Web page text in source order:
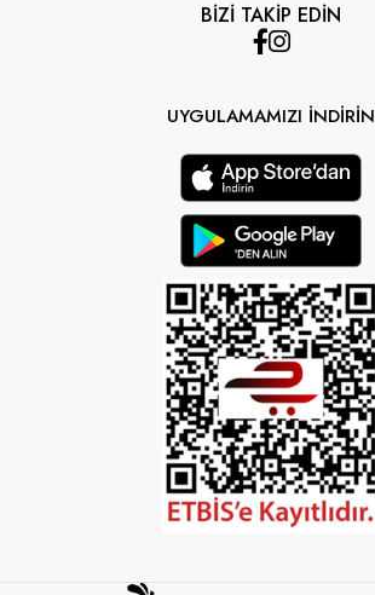
BİZİ TAKİP EDİN
UYGULAMAMIZI İNDİRİN